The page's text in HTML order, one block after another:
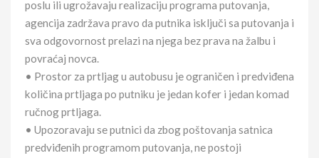
poslu ili ugrožavaju realizaciju programa putovanja,
agencija zadržava pravo da putnika isključi sa putovanja i
sva odgovornost prelazi na njega bez prava na žalbu i
povraćaj novca.
• Prostor za prtljag u autobusu je ograničen i predviđena
količina prtljaga po putniku je jedan kofer i jedan komad
ručnog prtljaga.
• Upozoravaju se putnici da zbog poštovanja satnica
predviđenih programom putovanja, ne postoji